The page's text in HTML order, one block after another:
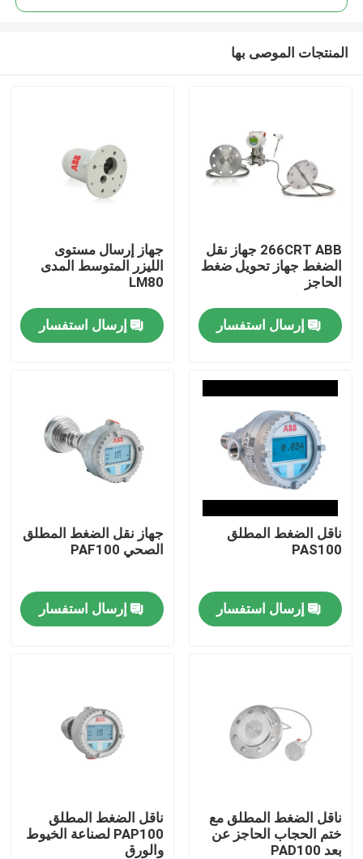
المنتجات
أشرطة فيديو
حول بنا
جولة في المعمل
طلب اقتباس
مولد الأوكسجين PSA
المنتجات الموصى بها
266CRT ABB جهاز نقل
الضغط جهاز تحويل ضغط
الحاجز
إرسال استفسار
جهاز إرسال مستوى
الليزر المتوسط المدى
LM80
إرسال استفسار
ناقل الضغط المطلق
PAS100
إرسال استفسار
جهاز نقل الضغط المطلق
الصحي PAF100
إرسال استفسار
ناقل الضغط المطلق مع
ختم الحجاب الحاجز عن
بعد PAD100
ناقل الضغط المطلق
PAP100 لصناعة الخيوط
والورق